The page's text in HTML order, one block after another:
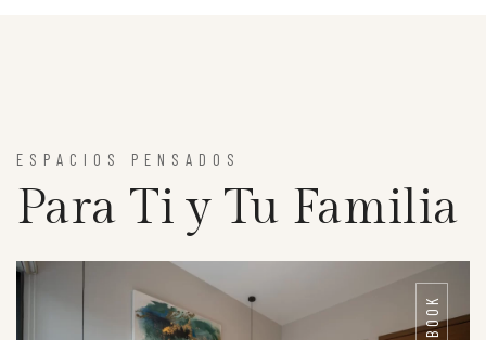
ESPACIOS PENSADOS
Para Ti y Tu Familia
BOOK